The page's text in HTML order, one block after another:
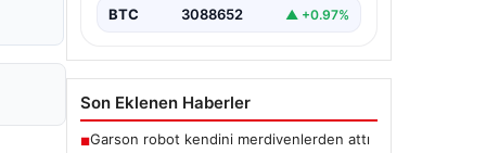
BTC 3088652 ▲ +0.97%
Son Eklenen Haberler
■Garson robot kendini merdivenlerden attı